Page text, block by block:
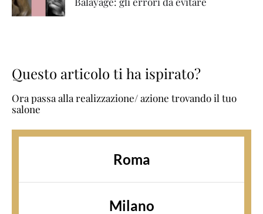
Questo articolo ti ha ispirato?
Ora passa alla realizzazione/ azione trovando il tuo
salone
Roma
Milano